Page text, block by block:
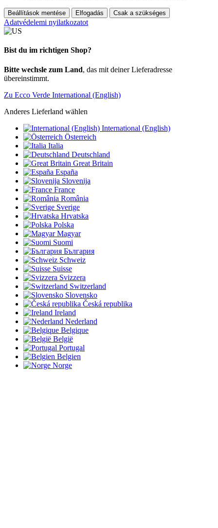
Beállítások mentése Elfogadás Csak a szükséges
Adatvédelemi nyilatkozatot
Bist du im richtigen Shop?
Bitte wechsle zum Land, das mit deiner Lieferadresse
übereinstimmt.
Zu Ecco Verde International (English)
Anderes Lieferland wählen
International (English)
Österreich
Italia
Deutschland
Great Britain
España
Slovenija
France
România
Sverige
Hrvatska
Polska
Magyar
Suomi
България
Schweiz
Suisse
Svizzera
Switzerland
Slovensko
Česká republika
Ireland
Nederland
Belgique
België
Portugal
Belgien
Norge